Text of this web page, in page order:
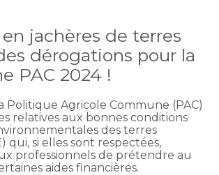
jachères de terres
dérogations pour la
PAC 2024 !
Politique Agricole Commune (PAC)
relatives aux bonnes conditions
des terres
qui, si elles sont respectées,
professionnels de prétendre au
aides financières.